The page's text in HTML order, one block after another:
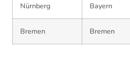
Nürnberg Bayern
Bremen Bremen